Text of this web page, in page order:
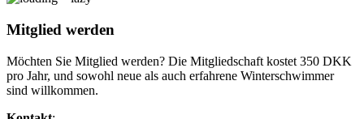
Mitglied werden
Möchten Sie Mitglied werden? Die Mitgliedschaft kostet 350 DKK
pro Jahr, und sowohl neue als auch erfahrene Winterschwimmer
sind willkommen.